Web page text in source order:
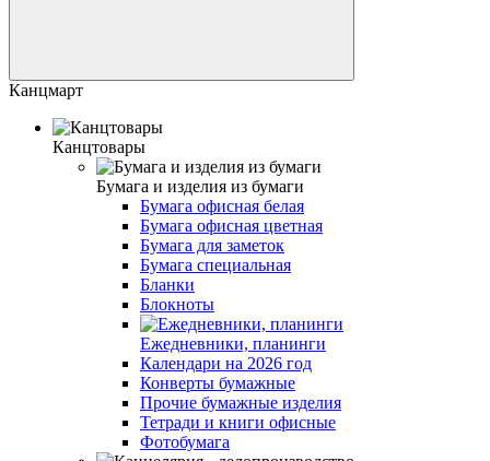
Канцмарт
Канцтовары
Бумага и изделия из бумаги
Бумага офисная белая
Бумага офисная цветная
Бумага для заметок
Бумага специальная
Бланки
Блокноты
Ежедневники, планинги
Календари на 2026 год
Конверты бумажные
Прочие бумажные изделия
Тетради и книги офисные
Фотобумага